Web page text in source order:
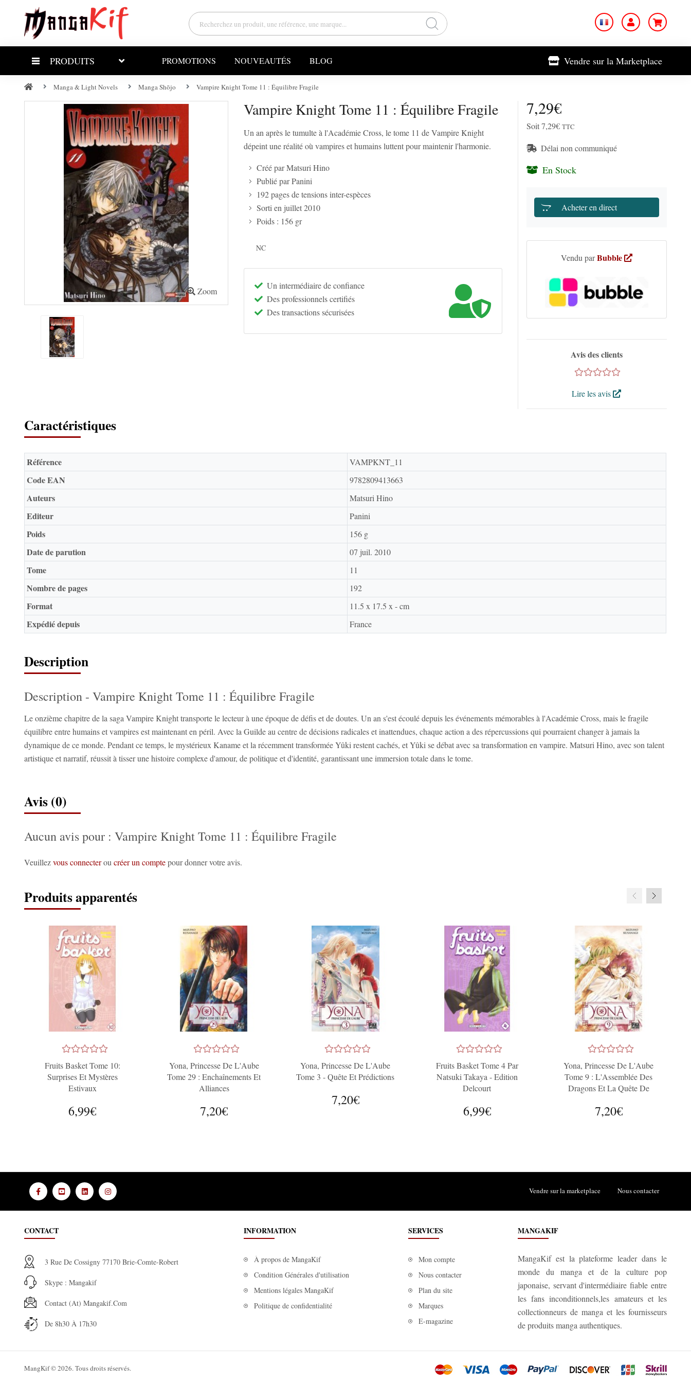
PRODUITS PROMOTIONS NOUVEAUTÉS BLOG Vendre sur la Marketplace
Manga & Light Novels Manga Shōjo Vampire Knight Tome 11 : Équilibre Fragile
Zoom
Vampire Knight Tome 11 : Équilibre Fragile
Un an après le tumulte à l'Académie Cross, le tome 11 de Vampire Knight
dépeint une réalité où vampires et humains luttent pour maintenir l'harmonie.
Créé par Matsuri Hino
Publié par Panini
192 pages de tensions inter-espèces
Sorti en juillet 2010
Poids : 156 gr
NC
Un intermédiaire de confiance
Des professionnels certifiés
Des transactions sécurisées
7,29€
Soit 7,29€ TTC
Délai non communiqué
En Stock
Acheter en direct
Vendu parBubble
Avis des clients
Lire les avis
Caractéristiques
Référence VAMPKNT_11
Code EAN 9782809413663
Auteurs Matsuri Hino
Editeur Panini
Poids 156 g
Date de parution 07 juil. 2010
Tome 11
Nombre de pages 192
Format 11.5 x 17.5 x - cm
Expédié depuis France
Description
Description - Vampire Knight Tome 11 : Équilibre Fragile
Le onzième chapitre de la saga Vampire Knight transporte le lecteur à une époque de défis et de doutes. Un an s'est écoulé depuis les événements mémorables à l'Académie Cross, mais le fragile
équilibre entre humains et vampires est maintenant en péril. Avec la Guilde au centre de décisions radicales et inattendues, chaque action a des répercussions qui pourraient changer à jamais la
dynamique de ce monde. Pendant ce temps, le mystérieux Kaname et la récemment transformée Yûki restent cachés, et Yûki se débat avec sa transformation en vampire. Matsuri Hino, avec son talent
artistique et narratif, réussit à tisser une histoire complexe d'amour, de politique et d'identité, garantissant une immersion totale dans le tome.
Avis (0)
Aucun avis pour : Vampire Knight Tome 11 : Équilibre Fragile
Veuillezvous connecteroucréer un comptepour donner votre avis.
Produits apparentés
Fruits Basket Tome 10:
Surprises Et Mystères
Estivaux
6,99€
Yona, Princesse De L'Aube
Tome 29 : Enchaînements Et
Alliances
7,20€
Yona, Princesse De L'Aube
Tome 3 - Quête Et Prédictions
7,20€
Fruits Basket Tome 4 Par
Natsuki Takaya - Edition
Delcourt
6,99€
Yona, Princesse De L'Aube
Tome 9 : L'Assemblée Des
Dragons Et La Quête De
7,20€
Vendre sur la marketplace Nous contacter
CONTACT
3 Rue De Cossigny 77170 Brie-Comte-Robert
Skype : Mangakif
Contact (at) Mangakif.com
De 8h30 À 17h30
INFORMATION
À propos de MangaKif
Condition Générales d'utilisation
Mentions légales MangaKif
Politique de confidentialité
SERVICES
Mon compte
Nous contacter
Plan du site
Marques
E-magazine
MANGAKIF
MangaKif est la plateforme leader dans le
monde du manga et de la culture pop
japonaise, servant d'intermédiaire fiable entre
les fans inconditionnels,les amateurs et les
collectionneurs de manga et les fournisseurs
de produits manga authentiques.
MangKif © 2026. Tous droits réservés.